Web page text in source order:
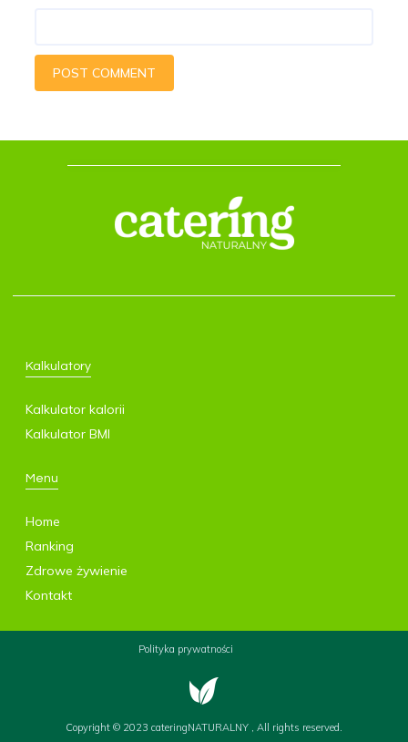
POST COMMENT
Kalkulatory
Kalkulator kalorii
Kalkulator BMI
Menu
Home
Ranking
Zdrowe żywienie
Kontakt
Polityka prywatności
Copyright © 2023 cateringNATURALNY , All rights reserved.